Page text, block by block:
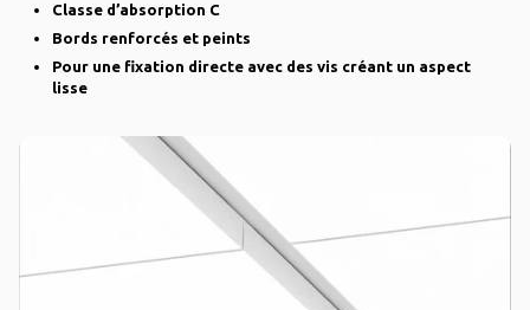
Classe d’absorption C
Bords renforcés et peints
Pour une fixation directe avec des vis créant un aspect
lisse